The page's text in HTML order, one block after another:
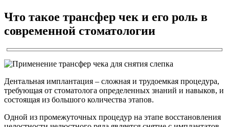
Что такое трансфер чек и его роль в
современной стоматологии
Дентальная имплантация – сложная и трудоемкая процедура,
требующая от стоматолога определенных знаний и навыков, и
состоящая из большого количества этапов.
Одной из промежуточных процедур на этапе восстановления